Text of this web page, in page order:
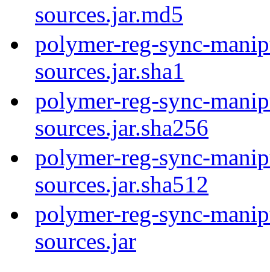
sources.jar.md5
polymer-reg-sync-
sources.jar.sha1
polymer-reg-sync-
sources.jar.sha256
polymer-reg-sync-
sources.jar.sha512
polymer-reg-sync-
sources.jar